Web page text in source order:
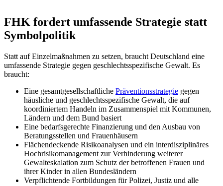
FHK fordert umfassende Strategie statt
Symbolpolitik
Statt auf Einzelmaßnahmen zu setzen, braucht Deutschland eine
umfassende Strategie gegen geschlechtsspezifische Gewalt. Es
braucht:
Eine gesamtgesellschaftliche Präventionsstrategie gegen
häusliche und geschlechtsspezifische Gewalt, die auf
koordiniertem Handeln im Zusammenspiel mit Kommunen,
Ländern und dem Bund basiert
Eine bedarfsgerechte Finanzierung und den Ausbau von
Beratungsstellen und Frauenhäusern
Flächendeckende Risikoanalysen und ein interdisziplinäres
Hochrisikomanagement zur Verhinderung weiterer
Gewalteskalation zum Schutz der betroffenen Frauen und
ihrer Kinder in allen Bundesländern
Verpflichtende Fortbildungen für Polizei, Justiz und alle